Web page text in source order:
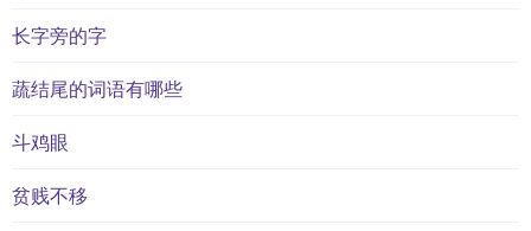
长字旁的字
蔬结尾的词语有哪些
斗鸡眼
贫贱不移